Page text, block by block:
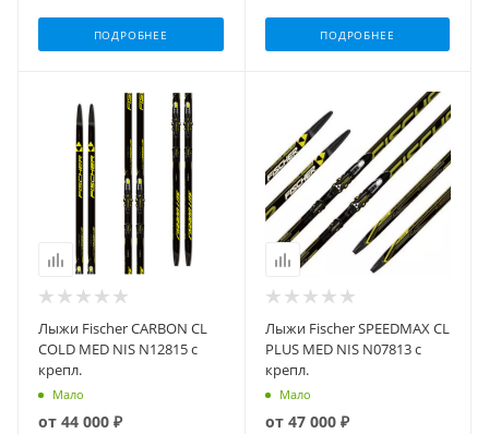
ПОДРОБНЕЕ ПОДРОБНЕЕ
Лыжи Fischer CARBON CL
COLD MED NIS N12815 с
крепл.
Мало
от 44 000 ₽
Лыжи Fischer SPEEDMAX CL
PLUS MED NIS N07813 с
крепл.
Мало
от 47 000 ₽